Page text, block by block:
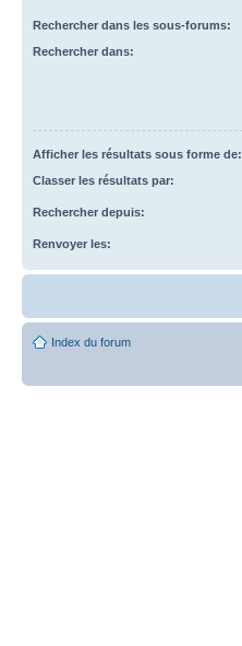
Rechercher dans les sous-forums:
Rechercher dans:
Afficher les résultats sous forme de:
Classer les résultats par:
Rechercher depuis:
Renvoyer les:
Index du forum